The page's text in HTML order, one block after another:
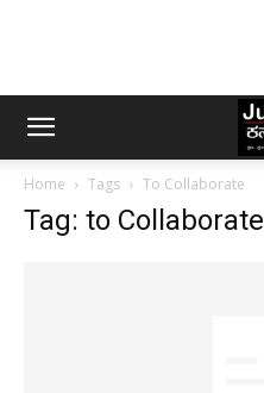
Home Tags To Collaborate
Tag: to Collaborate